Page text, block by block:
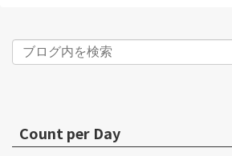
Count per Day